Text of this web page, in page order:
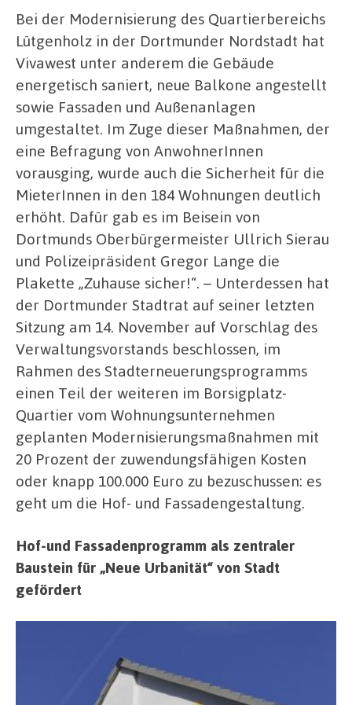
Bei der Modernisierung des Quartierbereichs
Lütgenholz in der Dortmunder Nordstadt hat
Vivawest unter anderem die Gebäude
energetisch saniert, neue Balkone angestellt
sowie Fassaden und Außenanlagen
umgestaltet. Im Zuge dieser Maßnahmen, der
eine Befragung von AnwohnerInnen
vorausging, wurde auch die Sicherheit für die
MieterInnen in den 184 Wohnungen deutlich
erhöht. Dafür gab es im Beisein von
Dortmunds Oberbürgermeister Ullrich Sierau
und Polizeipräsident Gregor Lange die
Plakette „Zuhause sicher!“. – Unterdessen hat
der Dortmunder Stadtrat auf seiner letzten
Sitzung am 14. November auf Vorschlag des
Verwaltungsvorstands beschlossen, im
Rahmen des Stadterneuerungsprogramms
einen Teil der weiteren im Borsigplatz-
Quartier vom Wohnungsunternehmen
geplanten Modernisierungsmaßnahmen mit
20 Prozent der zuwendungsfähigen Kosten
oder knapp 100.000 Euro zu bezuschussen: es
geht um die Hof- und Fassadengestaltung.
Hof-und Fassadenprogramm als zentraler
Baustein für „Neue Urbanität“ von Stadt
gefördert